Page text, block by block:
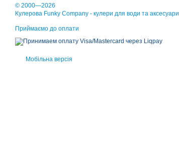
© 2000—2026
Кулерова Funky Company - кулери для води та аксесуари
Приймаємо до оплати
Мобільна версія